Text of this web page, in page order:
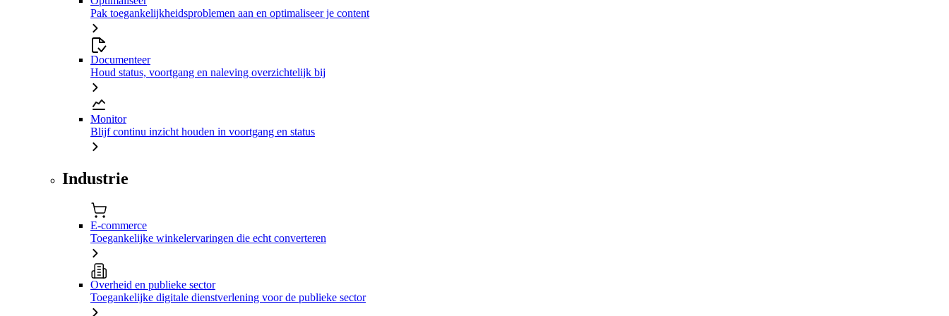
Pak toegankelijkheidsproblemen aan en optimaliseer je content
Documenteer
Houd status, voortgang en naleving overzichtelijk bij
Monitor
Blijf continu inzicht houden in voortgang en status
Industrie
E-commerce
Toegankelijke winkelervaringen die echt converteren
Overheid en publieke sector
Toegankelijke digitale dienstverlening voor de publieke sector